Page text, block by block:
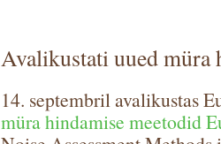
Avalikustati uued müra
14. septembril avalikustas
müra hindamise meetodid